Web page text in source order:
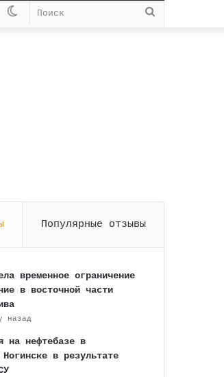
Поиск
Switch
Популярные отзывы
временное ограничение
в восточной части
назад
на нефтебазе в
Ногинске в результате